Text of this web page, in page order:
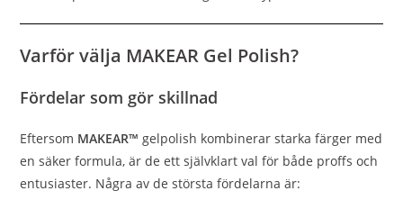
Varför välja MAKEAR Gel Polish?
Fördelar som gör skillnad
Eftersom MAKEAR™gelpolish kombinerar starka färger med
en säker formula, är de ett självklart val för både proffs och
entusiaster. Några av de största fördelarna är: